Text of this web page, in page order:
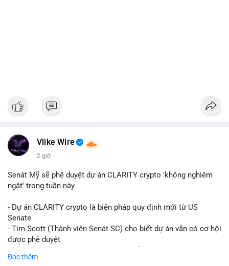
Vlike Wire
2 giờ
Senát Mỹ sẽ phê duyệt dự án CLARITY crypto 'không nghiêm
ngặt' trong tuần này
- Dự án CLARITY crypto là biện pháp quy định mới từ US
Senate
- Tim Scott (Thành viên Senát SC) cho biết dự án vẫn có cơ hội
được phê duyệt
trình
Đọc thêm